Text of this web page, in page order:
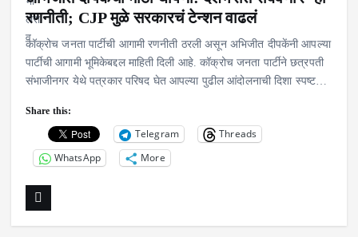
रणनीती; CJP मुळे सरकारचं टेन्शन वाढलं
कॉक्रोच जनता पार्टीची आगामी रणनीती ठरली असून अभिजीत दीपकेंनी आपल्या
पार्टीची आगामी भूमिकेबद्दल माहिती दिली आहे. कॉक्रोच जनता पार्टीने छत्रपती
संभाजीनगर येथे पत्रकार परिषद घेत आपल्या पुढील आंदोलनाची दिशा स्पष्ट…
Share this:
Telegram
Threads
WhatsApp
More